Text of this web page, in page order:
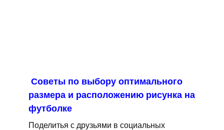
Советы по выбору оптимального
размера и расположению рисунка на
футболке
Поделитья с друзьями в социальных